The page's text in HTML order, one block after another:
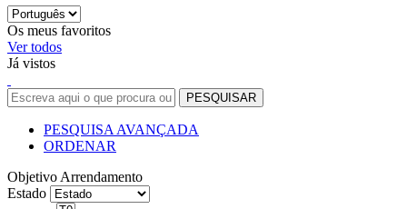
Os meus favoritos
Ver todos
Já vistos
PESQUISA AVANÇADA
ORDENAR
Objetivo Arrendamento
Estado